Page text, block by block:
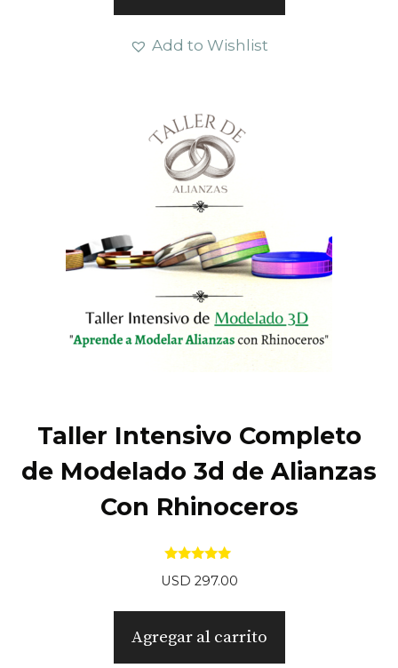
Add to Wishlist
Taller Intensivo Completo
de Modelado 3d de Alianzas
Con Rhinoceros
de 5
USD 297.00
Agregar al carrito